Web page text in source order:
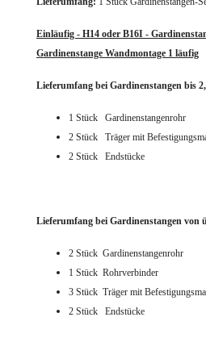
Einläufig - H14 oder B16I -
Gardinenstange Wandmontage 1 läufig
Lieferumfang bei Gardinenstangen bis
1 Stück Gardinenstangenrohr
2 Stück Träger mit
2 Stück Endstücke
Lieferumfang bei Gardinenstangen von
2 Stück Gardinenstangenrohr
1 Stück Rohrverbinder
3 Stück Träger mit
2 Stück Endstücke